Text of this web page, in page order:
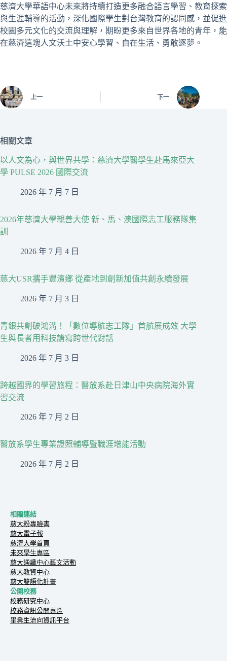
慈濟大學華語中心未來將持續打造更多融合語言學習、教育探索
與生涯輔導的活動，深化國際學生對台灣教育的認同感，並促進
校園多元文化的交流與理解，期盼更多來自世界各地的青年，能
在慈濟這塊人文沃土中安心學習、自在生活、勇敢逐夢。
上一 下一
相關文章
以人文為心，與世界共學：慈濟大學醫學生赴馬來亞大
學 PULSE 2026 國際交流
2026 年 7 月 7 日
2026年慈濟大學親善大使 新、馬、澳國際志工服務隊集
訓
2026 年 7 月 4 日
慈大USR攜手豐濱鄉 從產地到創新加值共創永續發展
2026 年 7 月 3 日
青銀共創破鴻溝！「數位導航志工隊」首航展成效 大學
生與長者用科技譜寫跨世代對話
2026 年 7 月 3 日
跨越國界的學習旅程：醫放系赴日津山中央病院海外實
習交流
2026 年 7 月 2 日
醫放系學生專業證照輔導暨職涯增能活動
2026 年 7 月 2 日
相關連結
慈大粉專臉書
慈大電子報
慈濟大學首頁
未來學生專區
慈大通識中心藝文活動
慈大教資中心
慈大雙語化計畫
公開校務
校務研究中心
校務資訊公開專區
畢業生流向資訊平台